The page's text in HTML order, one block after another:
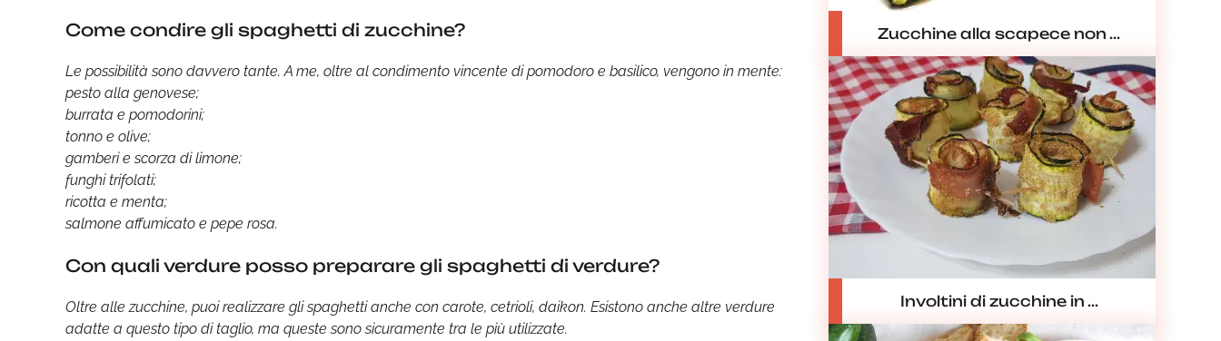
Come condire gli spaghetti di zucchine?
Le possibilità sono davvero tante. A me, oltre al condimento vincente di pomodoro e basilico, vengono in mente:
pesto alla genovese;
burrata e pomodorini;
tonno e olive;
gamberi e scorza di limone;
funghi trifolati;
ricotta e menta;
salmone affumicato e pepe rosa.
Con quali verdure posso preparare gli spaghetti di verdure?
Oltre alle zucchine, puoi realizzare gli spaghetti anche con carote, cetrioli, daikon. Esistono anche altre verdure
adatte a questo tipo di taglio, ma queste sono sicuramente tra le più utilizzate.
Zucchine alla scapece non ...
Involtini di zucchine in ...